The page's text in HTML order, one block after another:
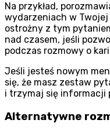
Na przykład,
wydarzeniach w
ostrożny z tym
nad czasem, jeśli
podczas rozmowy o
Jeśli jesteś nowym
się, że masz zestaw
i trzymaj się informacji
Alternatywne